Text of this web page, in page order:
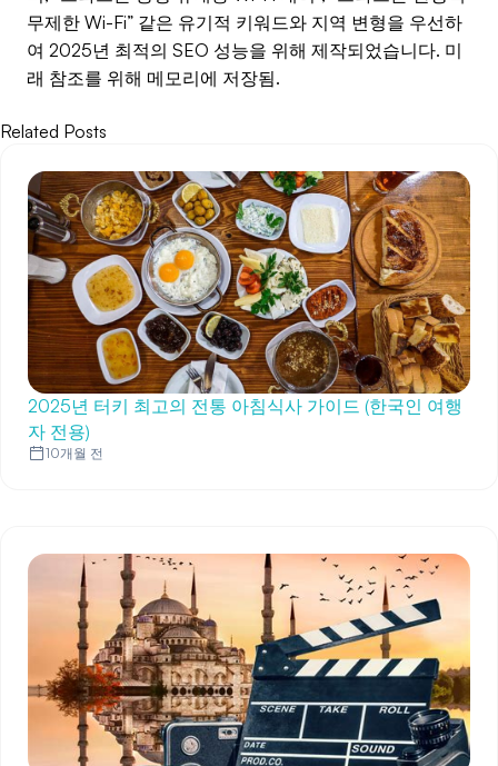
무제한 Wi-Fi” 같은 유기적 키워드와 지역 변형을 우선하
여 2025년 최적의 SEO 성능을 위해 제작되었습니다. 미
래 참조를 위해 메모리에 저장됨.
Related Posts
2025년 터키 최고의 전통 아침식사 가이드 (한국인 여행
자 전용)
10개월 전